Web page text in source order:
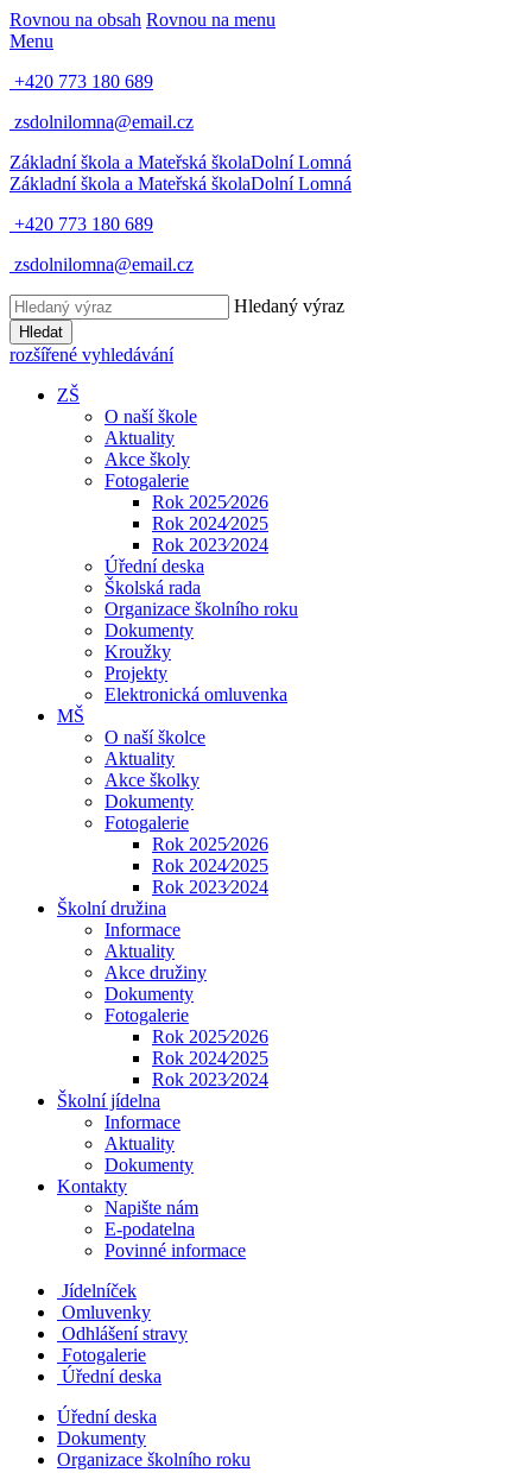
Rovnou na obsah Rovnou na menu
Menu
+420 773 180 689
zsdolnilomna@email.cz
Základní škola a Mateřská školaDolní Lomná
Základní škola a Mateřská školaDolní Lomná
+420 773 180 689
zsdolnilomna@email.cz
Hledaný výraz
Hledat
rozšířené vyhledávání
ZŠ
O naší škole
Aktuality
Akce školy
Fotogalerie
Rok 2025⁄2026
Rok 2024⁄2025
Rok 2023⁄2024
Úřední deska
Školská rada
Organizace školního roku
Dokumenty
Kroužky
Projekty
Elektronická omluvenka
MŠ
O naší školce
Aktuality
Akce školky
Dokumenty
Fotogalerie
Rok 2025⁄2026
Rok 2024⁄2025
Rok 2023⁄2024
Školní družina
Informace
Aktuality
Akce družiny
Dokumenty
Fotogalerie
Rok 2025⁄2026
Rok 2024⁄2025
Rok 2023⁄2024
Školní jídelna
Informace
Aktuality
Dokumenty
Kontakty
Napište nám
E-podatelna
Povinné informace
Jídelníček
Omluvenky
Odhlášení stravy
Fotogalerie
Úřední deska
Úřední deska
Dokumenty
Organizace školního roku